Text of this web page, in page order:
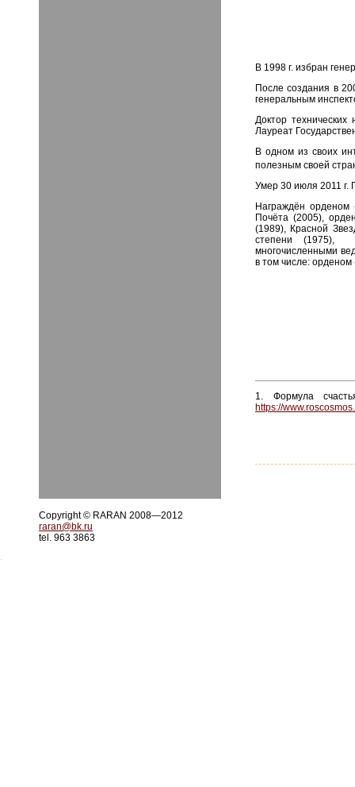
В 1998 г. избран
После создания в
генеральным
Доктор
Лауреат
В одном из своих
полезным своей
Умер 30 июля 2011 г.
Награждён
Почёта (2005),
(1989), Красной
степени (1975),
многочисленными
в том числе:
1. Формула
https://
Copyright © RARAN 2008—2012
raran@bk.ru
tel. 963 3863